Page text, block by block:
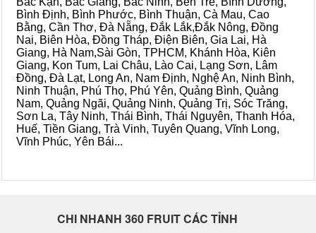
Bình Định, Bình Phước, Bình Thuận, Cà Mau, Cao
Bằng, Cần Thơ, Đà Nẵng, Đắk Lắk,Đắk Nông, Đồng
Nai, Biên Hòa, Đồng Tháp, Điện Biên, Gia Lai, Hà
Giang, Hà Nam,Sài Gòn, TPHCM, Khánh Hòa, Kiên
Giang, Kon Tum, Lai Châu, Lào Cai, Lạng Sơn, Lâm
Đồng, Đà Lạt, Long An, Nam Định, Nghệ An, Ninh Bình,
Ninh Thuận, Phú Thọ, Phú Yên, Quảng Bình, Quảng
Nam, Quảng Ngãi, Quảng Ninh, Quảng Trị, Sóc Trăng,
Sơn La, Tây Ninh, Thái Bình, Thái Nguyên, Thanh Hóa,
Huế, Tiền Giang, Trà Vinh, Tuyên Quang, Vĩnh Long,
Vĩnh Phúc, Yên Bái...
CHI NHANH 360 FRUIT CÁC TỈNH